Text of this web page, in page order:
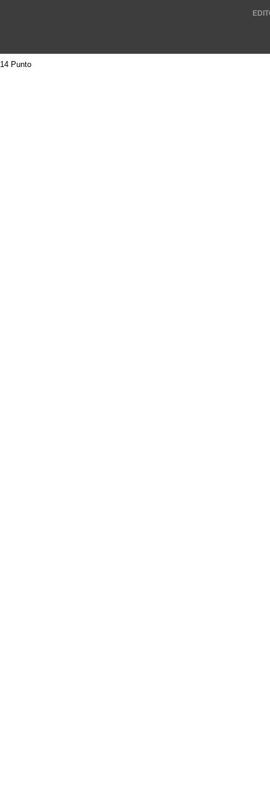
14 Punto